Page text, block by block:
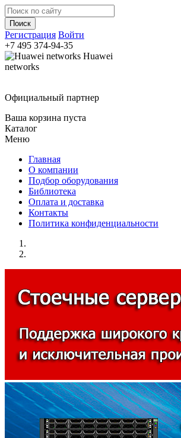
Регистрация Войти
+7 495 374-94-35
Huawei
networks
Официальный партнер
Ваша корзина пуста
Каталог
Меню
Главная
О компании
Подбор оборудования
Библиотека
Оплата и доставка
Контакты
Политика конфиденциальности